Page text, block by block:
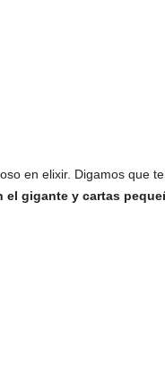
en elixir. Digamos que
el gigante y cartas